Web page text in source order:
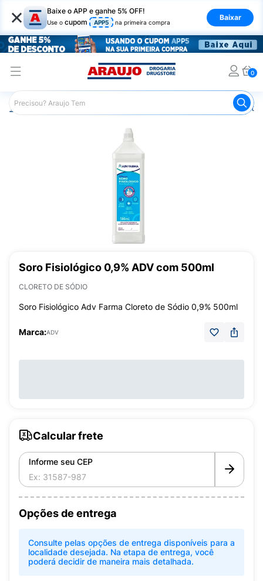
× Baixe o APP e ganhe 5% OFF!
Use o cupom APP5 na primeira compra
Baixar
0
Araujo Saúde e Bem Estar Equipamentos e
Soro Fisiológico 0,9% ADV com 500ml
CLORETO DE SÓDIO
Soro Fisiológico Adv Farma Cloreto de Sódio 0,9% 500ml
Marca:ADV
Calcular frete
Informe seu CEP
Opções de entrega
Consulte pelas opções de entrega disponíveis para a
localidade desejada. Na etapa de entrega, você
poderá decidir de maneira mais detalhada.